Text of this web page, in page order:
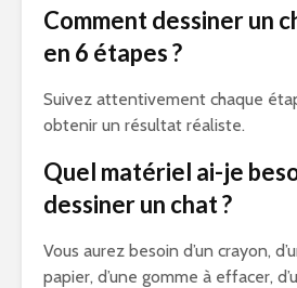
Comment dessiner un
en 6 étapes ?
Suivez attentivement chaque
obtenir un résultat réaliste.
Quel matériel ai-je
dessiner un chat ?
Vous aurez besoin d’un crayon,
papier, d’une gomme à effacer,